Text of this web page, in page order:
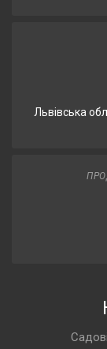
Львівська